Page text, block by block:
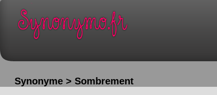
Synonyme > Sombrement